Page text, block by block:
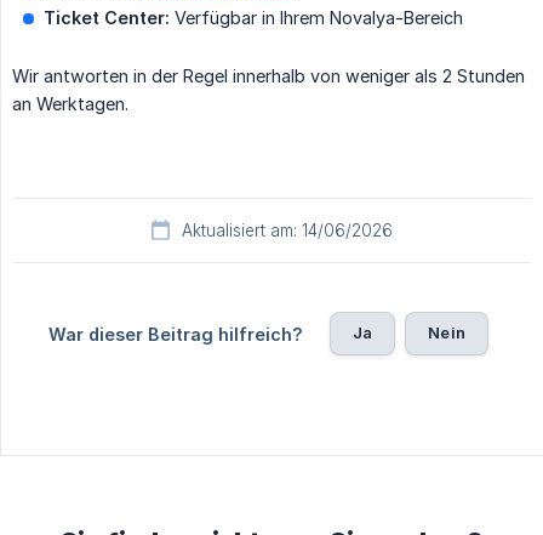
Ticket Center: Verfügbar in Ihrem Novalya-Bereich
Wir antworten in der Regel innerhalb von weniger als 2 Stunden
an Werktagen.
Aktualisiert am: 14/06/2026
War dieser Beitrag hilfreich? Ja Nein